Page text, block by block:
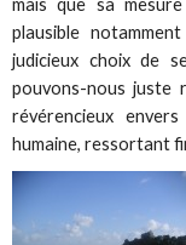
mais que sa
plausible
judicieux choix de
pouvons-nous juste
révérencieux
humaine, ressortant